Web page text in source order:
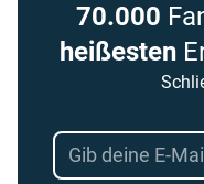
70.000
heißesten